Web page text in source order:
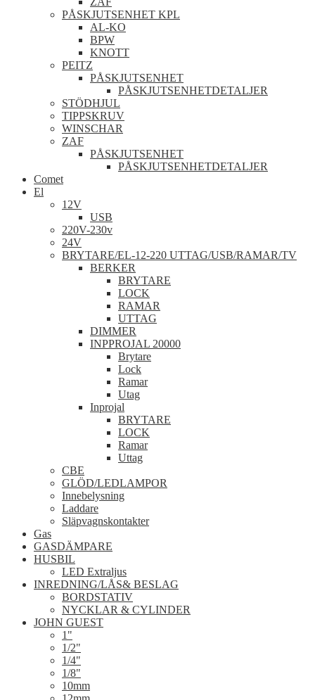
PÅSKJUTSENHET KPL
AL-KO
BPW
KNOTT
PEITZ
PÅSKJUTSENHET
PÅSKJUTSENHETDETALJER
STÖDHJUL
TIPPSKRUV
WINSCHAR
ZAF
PÅSKJUTSENHET
PÅSKJUTSENHETDETALJER
Comet
El
12V
USB
220V-230v
24V
BRYTARE/EL-12-220 UTTAG/USB/RAMAR/TV
BERKER
BRYTARE
LOCK
RAMAR
UTTAG
DIMMER
INPPROJAL 20000
Brytare
Lock
Ramar
Utag
Inprojal
BRYTARE
LOCK
Ramar
Uttag
CBE
GLÖD/LEDLAMPOR
Innebelysning
Laddare
Släpvagnskontakter
Gas
GASDÄMPARE
HUSBIL
LED Extraljus
INREDNING/LÅS& BESLAG
BORDSTATIV
NYCKLAR & CYLINDER
JOHN GUEST
1"
1/2"
1/4"
1/8"
10mm